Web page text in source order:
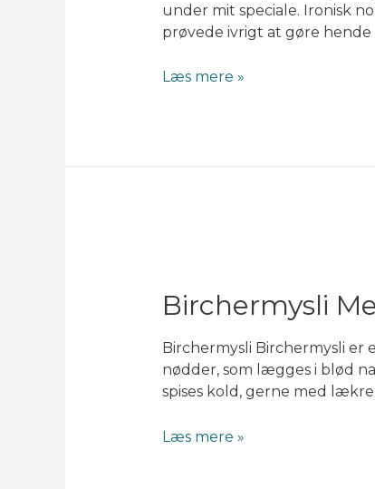
under mit speciale. Ironisk
prøvede ivrigt at gøre
Amerikanske
Læs mere »
Birchermysli
Birchermysli Birchermysli er
nødder, som lægges i blød
spises kold, gerne med
Birchermysli
Læs mere »